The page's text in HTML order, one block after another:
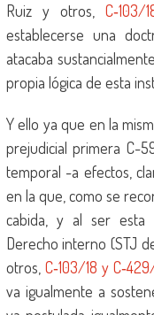
Ruiz y otros,
establecerse una
atacaba
propia lógica de esta
Y ello ya que en la
prejudicial primera C-
temporal -a efectos,
en la que, como se
cabida, y al ser esta
Derecho interno (STJ
otros, C‑103/18 y
va igualmente a